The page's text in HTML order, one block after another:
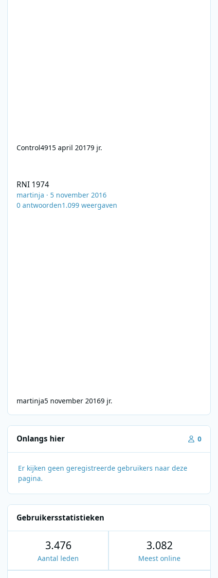
Control4915 april 20179 jr.
RNI 1974
martinja · 5 november 2016
0 antwoorden1.099 weergaven
martinja5 november 20169 jr.
Onlangs hier 0
Er kijken geen geregistreerde gebruikers naar deze
pagina.
Gebruikersstatistieken
3.476
Aantal leden
3.082
Meest online